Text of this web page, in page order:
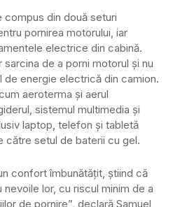
din două seturi
pornirea motorului, iar
electrice din cabină.
de a porni motorul şi nu
energie electrică din camion.
aeroterma şi aerul
sistemul multimedia şi
laptop, telefon şi tabletă
către setul de baterii cu gel.
confort îmbunătăţit, ştiind că
lor, cu riscul minim de a
de pornire”, declară Samuel